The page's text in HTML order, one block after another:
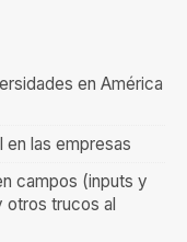
en América
en las empresas
campos (inputs y
trucos al